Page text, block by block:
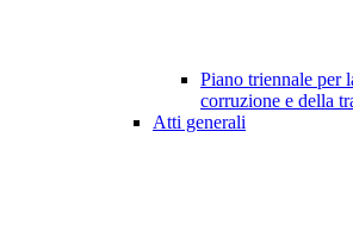
Piano triennale per
corruzione e della
Atti generali